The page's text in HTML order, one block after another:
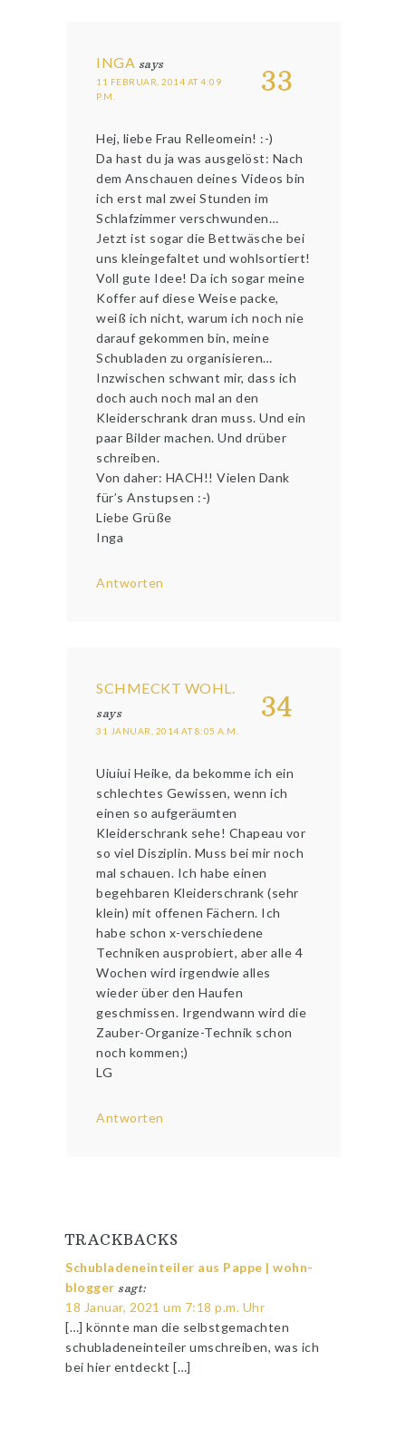
33
INGA says
11 FEBRUAR, 2014 AT 4:09
P.M.
Hej, liebe Frau Relleomein! :-)
Da hast du ja was ausgelöst: Nach
dem Anschauen deines Videos bin
ich erst mal zwei Stunden im
Schlafzimmer verschwunden…
Jetzt ist sogar die Bettwäsche bei
uns kleingefaltet und wohlsortiert!
Voll gute Idee! Da ich sogar meine
Koffer auf diese Weise packe,
weiß ich nicht, warum ich noch nie
darauf gekommen bin, meine
Schubladen zu organisieren…
Inzwischen schwant mir, dass ich
doch auch noch mal an den
Kleiderschrank dran muss. Und ein
paar Bilder machen. Und drüber
schreiben.
Von daher: HACH!! Vielen Dank
für’s Anstupsen :-)
Liebe Grüße
Inga
Antworten
34
SCHMECKT WOHL.
says
31 JANUAR, 2014 AT 8:05 A.M.
Uiuiui Heike, da bekomme ich ein
schlechtes Gewissen, wenn ich
einen so aufgeräumten
Kleiderschrank sehe! Chapeau vor
so viel Disziplin. Muss bei mir noch
mal schauen. Ich habe einen
begehbaren Kleiderschrank (sehr
klein) mit offenen Fächern. Ich
habe schon x-verschiedene
Techniken ausprobiert, aber alle 4
Wochen wird irgendwie alles
wieder über den Haufen
geschmissen. Irgendwann wird die
Zauber-Organize-Technik schon
noch kommen;)
LG
Antworten
TRACKBACKS
Schubladeneinteiler aus Pappe | wohn-
blogger sagt:
18 Januar, 2021 um 7:18 p.m. Uhr
[…] könnte man die selbstgemachten
schubladeneinteiler umschreiben, was ich
bei hier entdeckt […]